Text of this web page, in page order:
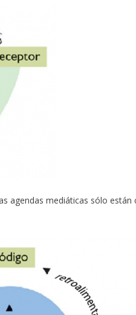
agendas mediáticas sólo están